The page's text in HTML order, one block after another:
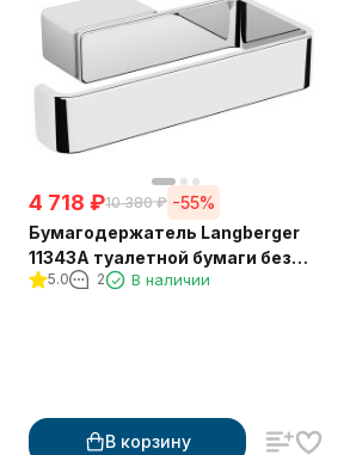
4 718 ₽10 380 ₽ -55%
Бумагодержатель Langberger
11343A туалетной бумаги без
крышки квадратный
5.0 2 В наличии
В корзину